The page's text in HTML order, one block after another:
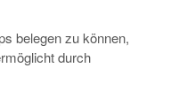
belegen zu können,
durch